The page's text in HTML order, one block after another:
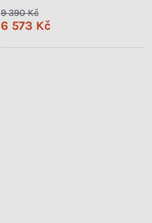
9 390 Kč
6 573 Kč